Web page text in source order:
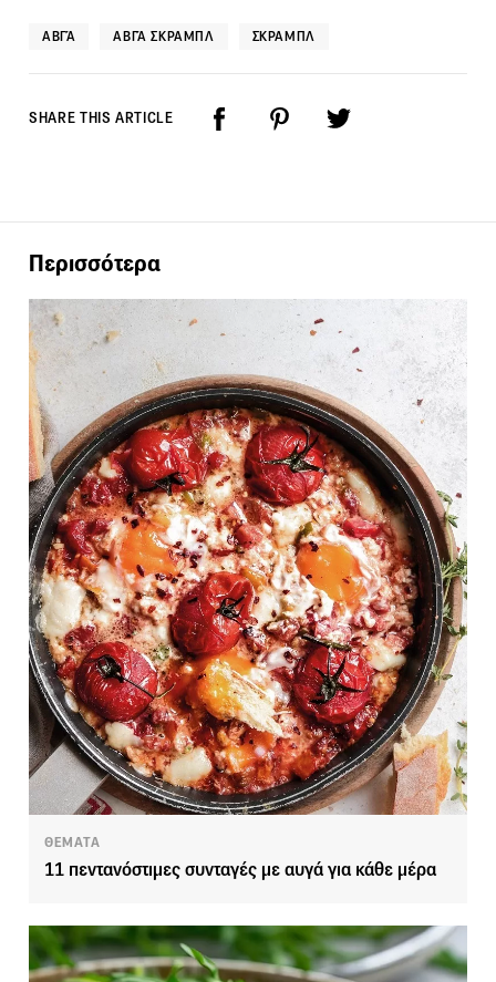
ΑΒΓΆ ΑΒΓΆ ΣΚΡΑΜΠΛ ΣΚΡΑΜΠΛ
SHARE THIS ARTICLE
Περισσότερα
ΘΕΜΑΤΑ
11 πεντανόστιμες συνταγές με αυγά για κάθε μέρα